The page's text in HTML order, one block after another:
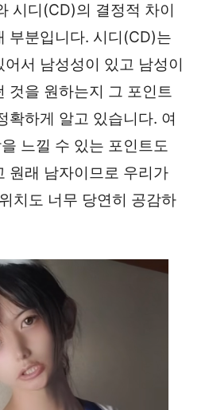
시디(CD)의 결정적 차이
부분입니다. 시디(CD)는
서 남성성이 있고 남성이
것을 원하는지 그 포인트
확하게 알고 있습니다. 여
느낄 수 있는 포인트도
원래 남자이므로 우리가
치도 너무 당연히 공감하